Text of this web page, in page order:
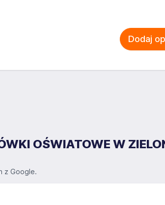
Dodaj
OŚWIATOWE W
z Google.